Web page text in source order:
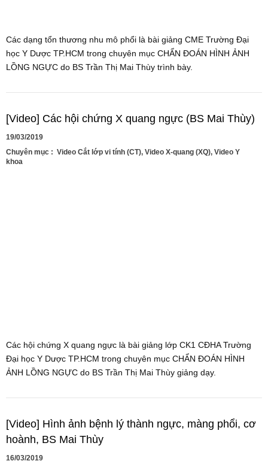
Các dạng tổn thương nhu mô phổi là bài giảng CME Trường Đại
học Y Dược TP.HCM trong chuyên mục CHẨN ĐOÁN HÌNH ẢNH
LỒNG NGỰC do BS Trần Thị Mai Thùy trình bày.
[Video] Các hội chứng X quang ngực (BS Mai Thùy)
19/03/2019
Chuyên mục : Video Cắt lớp vi tính (CT), Video X-quang (XQ), Video Y
khoa
Các hội chứng X quang ngực là bài giảng lớp CK1 CĐHA Trường
Đại học Y Dược TP.HCM trong chuyên mục CHẨN ĐOÁN HÌNH
ẢNH LỒNG NGỰC do BS Trần Thị Mai Thùy giảng dạy.
[Video] Hình ảnh bệnh lý thành ngực, màng phổi, cơ
hoành, BS Mai Thùy
16/03/2019